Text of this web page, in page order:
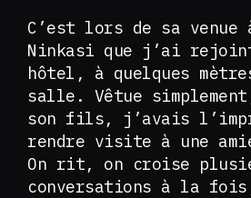
C’est lors de sa venue
Ninkasi que j’ai
hôtel, à quelques
salle. Vêtue
son fils, j’avais
rendre visite à une
On rit, on croise
conversations à la